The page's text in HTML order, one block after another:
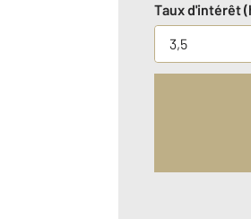
Taux d'intérêt